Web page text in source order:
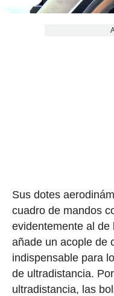
Sus dotes
cuadro de mandos
evidentemente al de
añade un acople de
indispensable para
de ultradistancia.
ultradistancia, las